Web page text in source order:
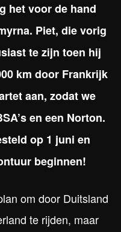
het voor de hand
Piet, die vorig
te zijn toen hij
km door Frankrijk
aan, zodat we
en een Norton.
op 1 juni en
beginnen!
om door Duitsland
te rijden, maar